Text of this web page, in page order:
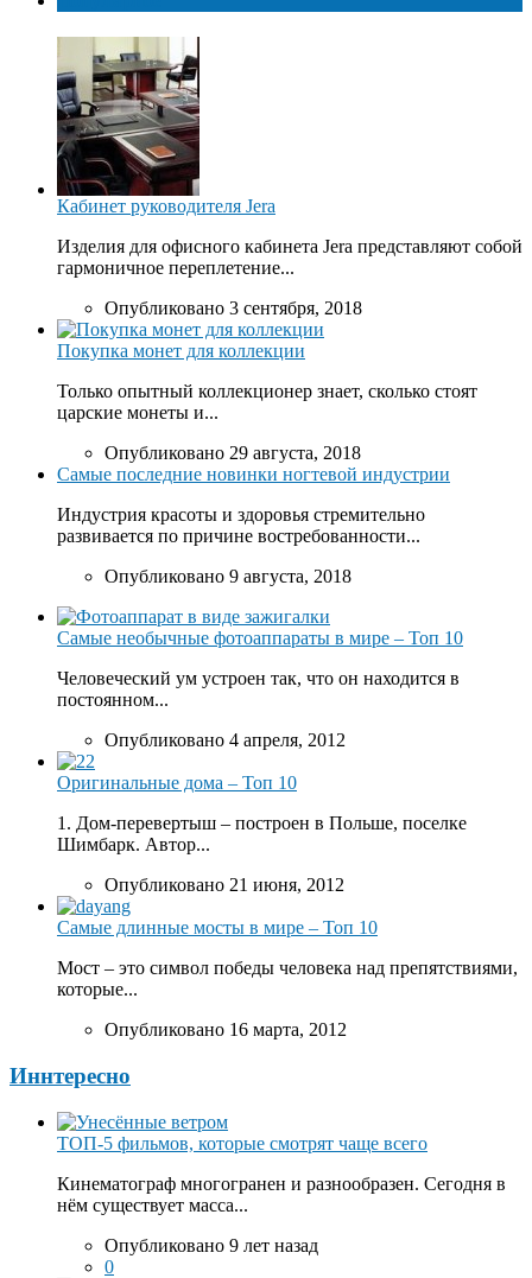
Кабинет руководителя Jera
Изделия для офисного кабинета Jera представляют собой
гармоничное переплетение...
Опубликовано 3 сентября, 2018
Покупка монет для коллекции
Только опытный коллекционер знает, сколько стоят
царские монеты и...
Опубликовано 29 августа, 2018
Самые последние новинки ногтевой индустрии
Индустрия красоты и здоровья стремительно
развивается по причине востребованности...
Опубликовано 9 августа, 2018
Самые необычные фотоаппараты в мире – Топ 10
Человеческий ум устроен так, что он находится в
постоянном...
Опубликовано 4 апреля, 2012
Оригинальные дома – Топ 10
1. Дом-перевертыш – построен в Польше, поселке
Шимбарк. Автор...
Опубликовано 21 июня, 2012
Самые длинные мосты в мире – Топ 10
Мост – это символ победы человека над препятствиями,
которые...
Опубликовано 16 марта, 2012
Иннтересно
ТОП-5 фильмов, которые смотрят чаще всего
Кинематограф многогранен и разнообразен. Сегодня в
нём существует масса...
Опубликовано 9 лет назад
0